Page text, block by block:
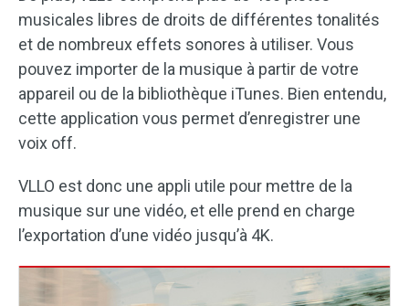
musicales libres de droits de différentes tonalités
et de nombreux effets sonores à utiliser. Vous
pouvez importer de la musique à partir de votre
appareil ou de la bibliothèque iTunes. Bien entendu,
cette application vous permet d’enregistrer une
voix off.
VLLO est donc une appli utile pour mettre de la
musique sur une vidéo, et elle prend en charge
l’exportation d’une vidéo jusqu’à 4K.